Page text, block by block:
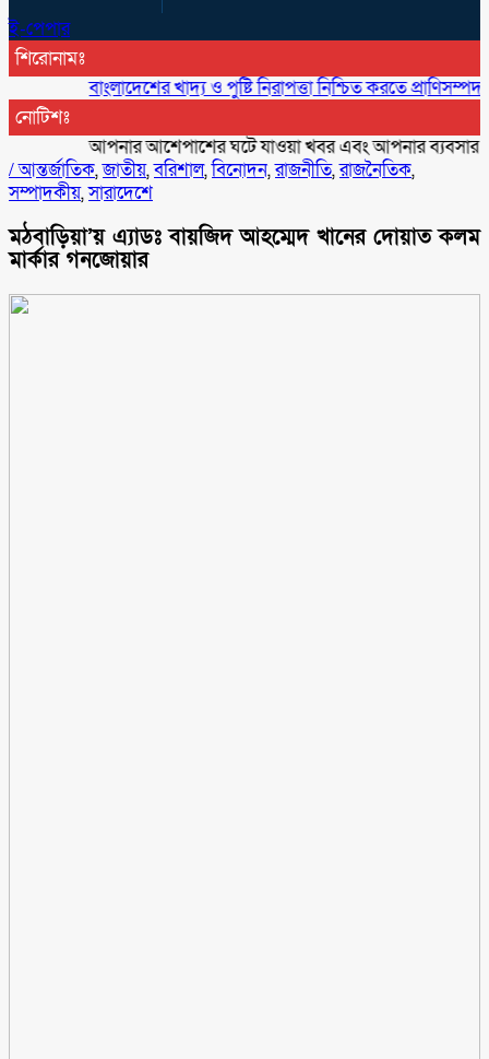
ই-পেপার
শিরোনামঃ
বাংলাদেশের খাদ্য ও পুষ্টি নিরাপত্তা নিশ্চিত করতে প্রাণিসম্পদ
নোটিশঃ
আপনার আশেপাশের ঘটে যাওয়া খবর এবং আপনার ব্যবসার
/আন্তর্জাতিক,জাতীয়,বরিশাল,বিনোদন,রাজনীতি,রাজনৈতিক,
সম্পাদকীয়,সারাদেশে
মঠবাড়িয়া’য় এ্যাডঃ বায়জিদ আহম্মেদ খানের দোয়াত কলম
মার্কার গনজোয়ার